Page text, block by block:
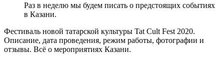
Раз в неделю мы будем писать о предстоящих событиях
в Казани.
Фестиваль новой татарской культуры Tat Cult Fest 2020.
Описание, дата проведения, режим работы, фотографии и
отзывы. Всё о мероприятиях Казани.